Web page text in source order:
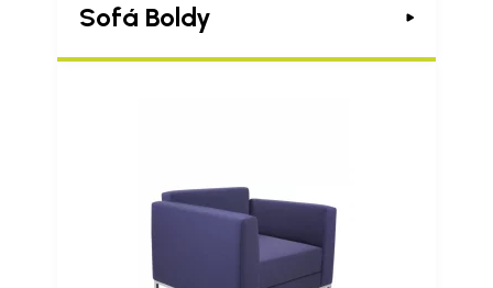
Sofá Boldy